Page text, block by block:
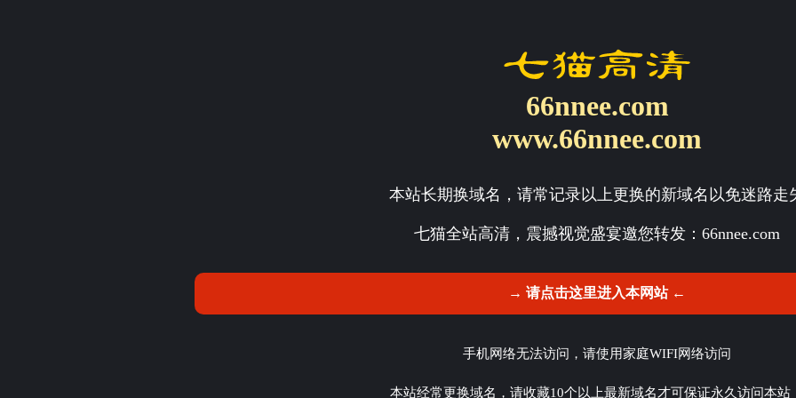
66nnee.com
www.66nnee.com
本站长期换域名，请常记录以上更换的新域名以免迷路走
七猫全站高清，震撼视觉盛宴邀您转发： 66nnee.com
→ 请点击这里进入本网站 ←
手机网络无法访问，请使用家庭WIFI网络访问
本站经常更换域名，请收藏10个以上最新域名才可保证永久访问本站